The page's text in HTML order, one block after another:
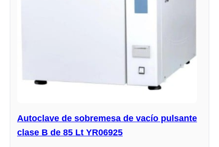
Autoclave de sobremesa de vacío pulsante
clase B de 85 Lt YR06925